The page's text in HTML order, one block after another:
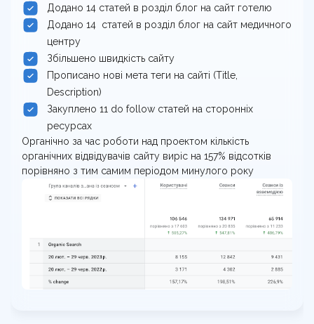
Додано 14 статей в розділ блог на сайт готелю
Додано 14 статей в розділ блог на сайт медичного
центру
Збільшено швидкість сайту
Прописано нові мета теги на сайті (Title,
Description)
Закуплено 11 do follow статей на сторонніх
ресурсах
Органічно за час роботи над проектом кількість
органічних відвідувачів сайту виріс на 157% відсотків
порівняно з тим самим періодом минулого року